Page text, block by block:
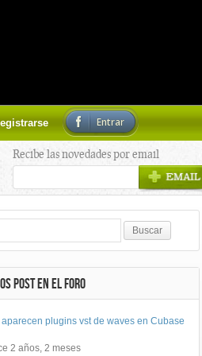
Entrar
Recibe las novedades por email
POST EN EL FORO
aparecen plugins vst de waves en Cubase
2 años, 2 meses